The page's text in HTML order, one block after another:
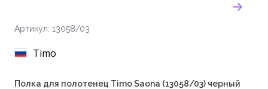
Артикул: 13058/03
Timo
Полка для полотенец Timo Saona (13058/03) черный